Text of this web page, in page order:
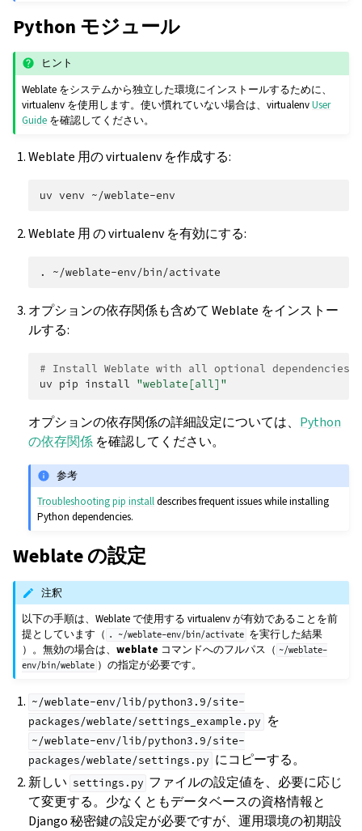
Python モジュール
ヒント
Weblate をシステムから独立した環境にインストールするために、
virtualenv を使用します。使い慣れていない場合は、virtualenvUser
Guide を確認してください。
Weblate 用の virtualenv を作成する:
uv venv
Weblate 用 の virtualenv を有効にする:
.
オプションの依存関係も含めて Weblate をインストー
ルする:
# Install Weblate with all optional dependencies
uv pip install "weblate[all]"
オプションの依存関係の詳細設定については、 Python
の依存関係 を確認してください。
参考
Troubleshooting pip installdescribes frequent issues while installing
Python dependencies.
Weblate の設定
注釈
以下の手順は、Weblate で使用する virtualenv が有効であることを前
提としています（ . ~/weblate-env/bin/activate を実行した結果
）。無効の場合は、weblate コマンドへのフルパス（ ~/weblate-
env/bin/weblate ）の指定が必要です。
~/weblate-env/lib/python3.9/site-
packages/weblate/settings_example.py を
~/weblate-env/lib/python3.9/site-
packages/weblate/settings.py にコピーする。
新しい settings.py ファイルの設定値を、必要に応じ
て変更する。少なくともデータベースの資格情報と
Django 秘密鍵の設定が必要ですが、運用環境の初期設